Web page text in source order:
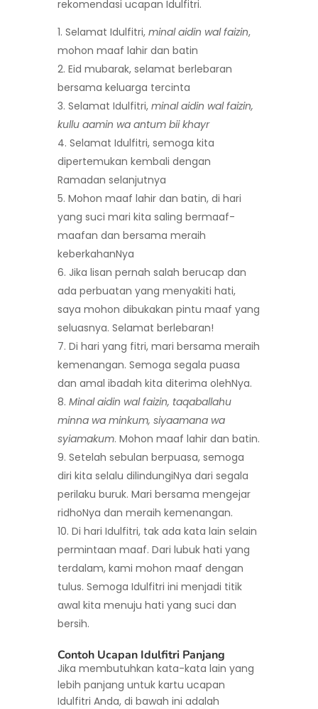
rekomendasi ucapan Idulfitri.
Selamat Idulfitri, minal aidin wal faizin,
mohon maaf lahir dan batin
Eid mubarak, selamat berlebaran
bersama keluarga tercinta
Selamat Idulfitri, minal aidin wal faizin,
kullu aamin wa antum bii khayr
Selamat Idulfitri, semoga kita
dipertemukan kembali dengan
Ramadan selanjutnya
Mohon maaf lahir dan batin, di hari
yang suci mari kita saling bermaaf-
maafan dan bersama meraih
keberkahanNya
Jika lisan pernah salah berucap dan
ada perbuatan yang menyakiti hati,
saya mohon dibukakan pintu maaf yang
seluasnya. Selamat berlebaran!
Di hari yang fitri, mari bersama meraih
kemenangan. Semoga segala puasa
dan amal ibadah kita diterima olehNya.
Minal aidin wal faizin, taqaballahu
minna wa minkum, siyaamana wa
syiamakum. Mohon maaf lahir dan batin.
Setelah sebulan berpuasa, semoga
diri kita selalu dilindungiNya dari segala
perilaku buruk. Mari bersama mengejar
ridhoNya dan meraih kemenangan.
Di hari Idulfitri, tak ada kata lain selain
permintaan maaf. Dari lubuk hati yang
terdalam, kami mohon maaf dengan
tulus. Semoga Idulfitri ini menjadi titik
awal kita menuju hati yang suci dan
bersih.
Contoh Ucapan Idulfitri Panjang
Jika membutuhkan kata-kata lain yang
lebih panjang untuk kartu ucapan
Idulfitri Anda, di bawah ini adalah